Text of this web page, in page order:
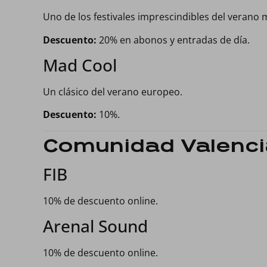
Uno de los festivales imprescindibles del verano
Descuento: 20% en abonos y entradas de día.
Mad Cool
Un clásico del verano europeo.
Descuento: 10%.
Comunidad
FIB
10% de descuento online.
Arenal Sound
10% de descuento online.